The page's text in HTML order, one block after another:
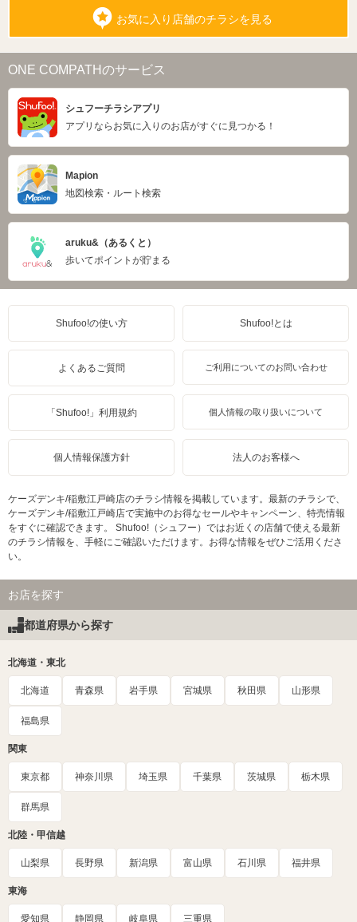
お気に入り店舗のチラシを見る
ONE COMPATHのサービス
シュフーチラシアプリ
アプリならお気に入りのお店がすぐに見つかる！
Mapion
地図検索・ルート検索
aruku&（あるくと）
歩いてポイントが貯まる
Shufoo!の使い方 Shufoo!とは
よくあるご質問 ご利用についてのお問い合わせ
「Shufoo!」利用規約 個人情報の取り扱いについて
個人情報保護方針 法人のお客様へ
ケーズデンキ/稲敷江戸崎店のチラシ情報を掲載しています。最新のチラシで、
ケーズデンキ/稲敷江戸崎店で実施中のお得なセールやキャンペーン、特売情報
をすぐに確認できます。 Shufoo!（シュフー）ではお近くの店舗で使える最新
のチラシ情報を、手軽にご確認いただけます。お得な情報をぜひご活用くださ
い。
お店を探す
都道府県から探す
北海道・東北
北海道 青森県 岩手県 宮城県 秋田県 山形県
福島県
関東
東京都 神奈川県 埼玉県 千葉県 茨城県 栃木県
群馬県
北陸・甲信越
山梨県 長野県 新潟県 富山県 石川県 福井県
東海
愛知県 静岡県 岐阜県 三重県